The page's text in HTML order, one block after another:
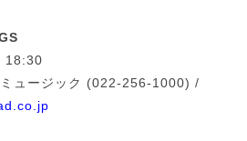
18:30
ュージック (022-256-1000) /